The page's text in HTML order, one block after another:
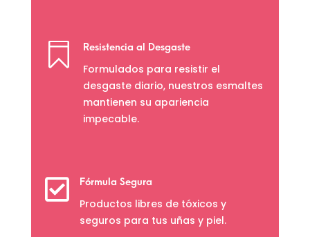
 Resistencia al Desgaste
Formulados para resistir el
desgaste diario, nuestros esmaltes
mantienen su apariencia
impecable.
 Fórmula Segura
Productos libres de tóxicos y
seguros para tus uñas y piel.